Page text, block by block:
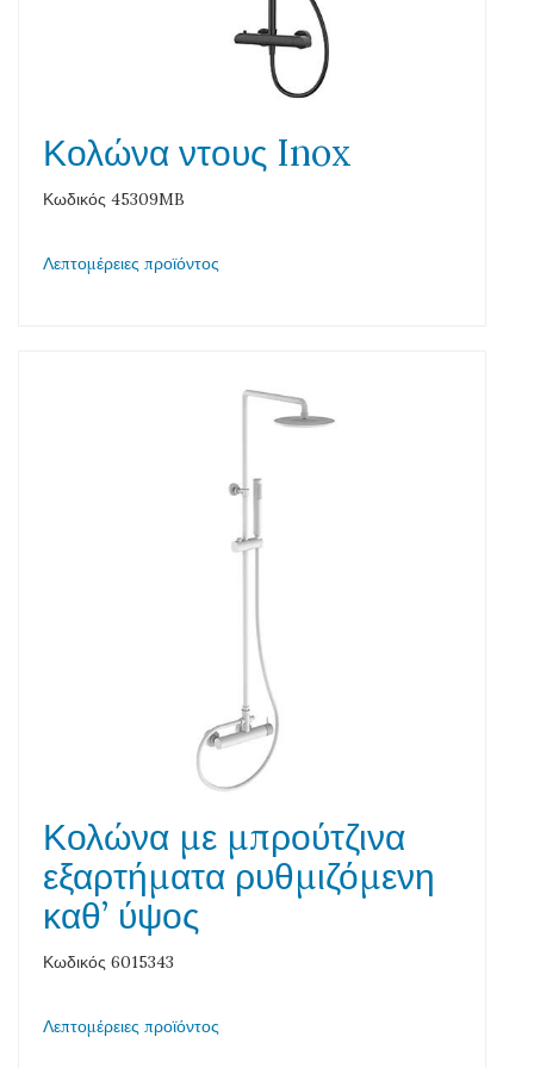
Κολώνα ντους Inox
Κωδικός 45309MB
Λεπτομέρειες προϊόντος
Κολώνα με μπρούτζινα
εξαρτήματα ρυθμιζόμενη
καθ’ ύψος
Κωδικός 6015343
Λεπτομέρειες προϊόντος